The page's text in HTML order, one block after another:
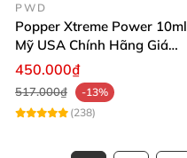
PWD
Popper Xtreme Power 10ml
Mỹ USA Chính Hãng Giá
Tốt Mua Ngay
450.000₫
517.000₫
-13%
(238)